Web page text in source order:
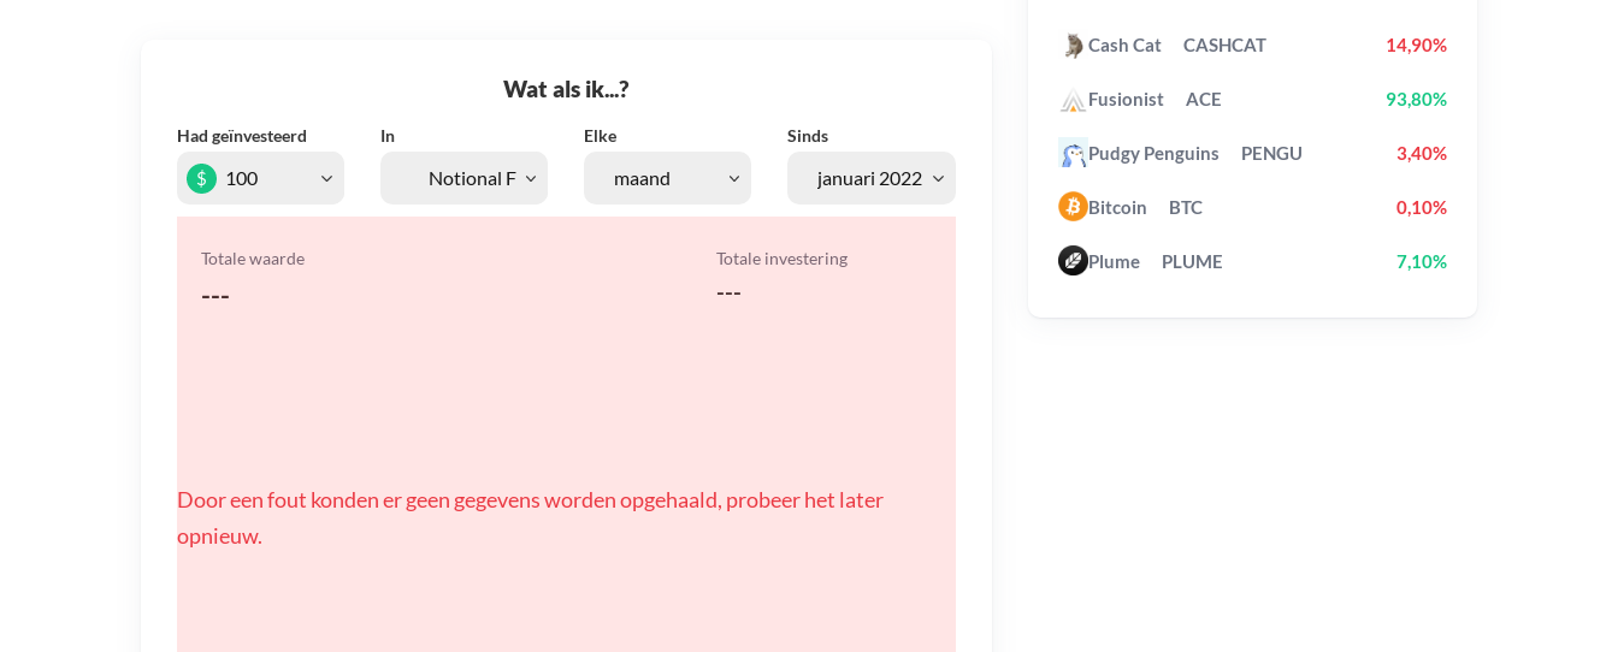
Wat als ik...?
Had geïnvesteerd In Elke Sinds
$
Totale waarde
---
Totale investering
---
Door een fout konden er geen gegevens worden opgehaald, probeer het later
opnieuw.
Cash Cat CASHCAT 14,90%
Fusionist ACE 93,80%
Pudgy Penguins PENGU 3,40%
Bitcoin BTC 0,10%
Plume PLUME 7,10%